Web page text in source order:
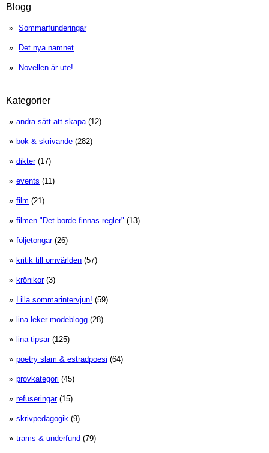
Blogg
Sommarfunderingar
Det nya namnet
Novellen är ute!
Kategorier
andra sätt att skapa(12)
bok & skrivande (282)
dikter(17)
events (11)
film (21)
filmen "Det borde finnas regler" (13)
följetongar(26)
kritik till omvärlden (57)
krönikor(3)
Lilla sommarintervjun! (59)
lina leker modeblogg (28)
lina tipsar(125)
poetry slam & estradpoesi (64)
provkategori (45)
refuseringar(15)
skrivpedagogik (9)
trams & underfund (79)